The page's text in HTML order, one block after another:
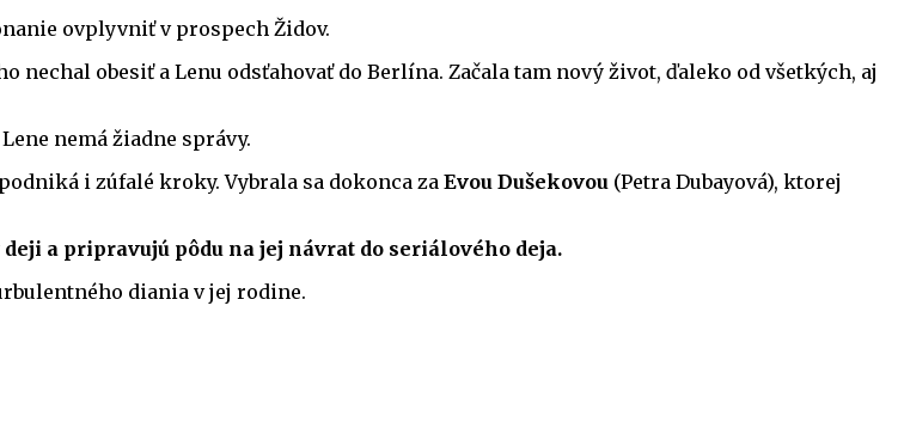
ovplyvniť v prospech Židov.
nechal obesiť a Lenu odsťahovať do Berlína. Začala tam nový život, ďaleko od všetkých, aj
nemá žiadne správy.
i zúfalé kroky. Vybrala sa dokonca zaEvou Dušekovou (Petra Dubayová), ktorej
a pripravujú pôdu na jej návrat do seriálového deja.
diania v jej rodine.